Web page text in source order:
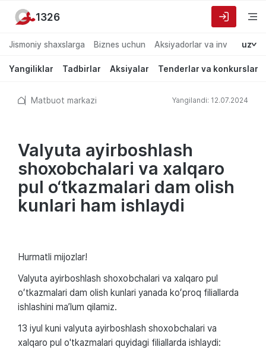
Jismoniy shaxslarga Biznes uchun Aksiyadorlar va investorlarga
uz
Yangiliklar Tadbirlar Aksiyalar Tenderlar va konkurslar
1326
Matbuot markazi Yangilandi: 12.07.2024
Valyuta ayirboshlash
shoxobchalari va xalqaro
pul o‘tkazmalari dam olish
kunlari ham ishlaydi
Hurmatli mijozlar!
Valyuta ayirboshlash shoxobchalari va xalqaro pul
oʻtkazmalari dam olish kunlari yanada koʻproq filiallarda
ishlashini maʼlum qilamiz.
13 iyul kuni valyuta ayirboshlash shoxobchalari va
xalqaro pul o'tkazmalari quyidagi filiallarda ishlaydi: